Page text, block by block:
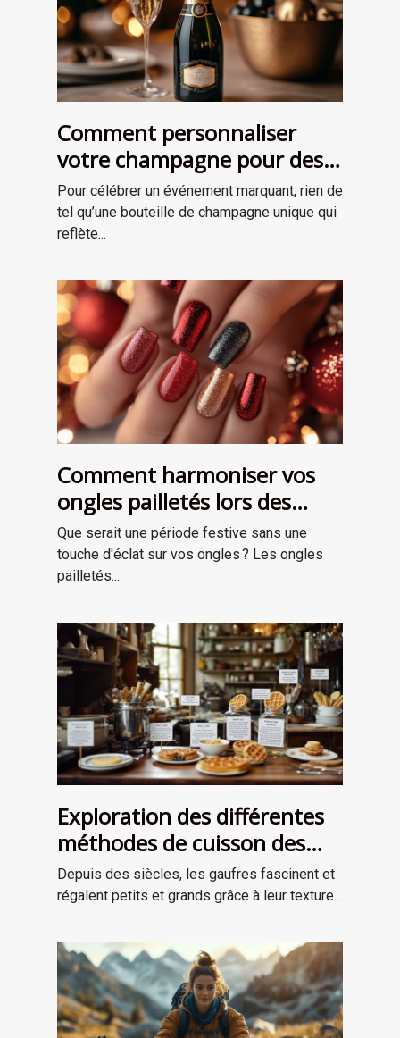
Comment personnaliser
votre champagne pour des
occasions spéciales ?
Pour célébrer un événement marquant, rien de
tel qu’une bouteille de champagne unique qui
reflète...
Comment harmoniser vos
ongles pailletés lors des
fêtes ?
Que serait une période festive sans une
touche d'éclat sur vos ongles ? Les ongles
pailletés...
Exploration des différentes
méthodes de cuisson des
gaufres à travers les âges
Depuis des siècles, les gaufres fascinent et
régalent petits et grands grâce à leur texture...